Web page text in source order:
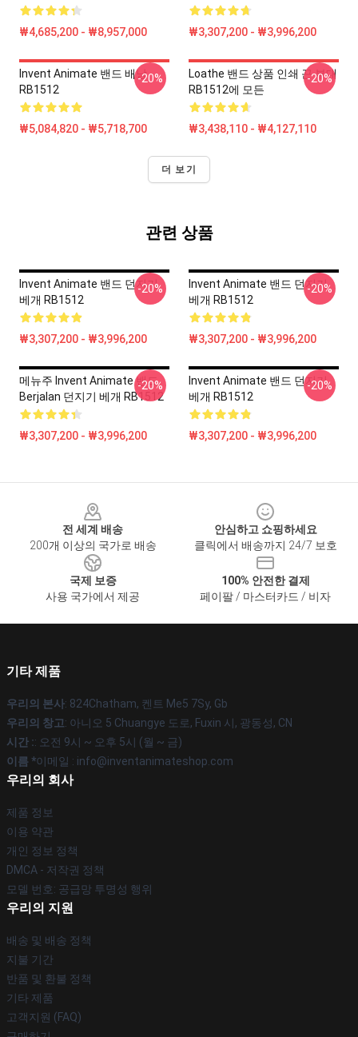
₩4,685,200 - ₩8,957,000 ₩3,307,200 - ₩3,996,200
Invent Animate 밴드 배낭
RB1512
₩5,084,820 - ₩5,718,700
-20%
Loathe 밴드 상품 인쇄 끈 부대
RB1512에 모든
₩3,438,110 - ₩4,127,110
-20%
더 보기
관련 상품
Invent Animate 밴드 던지기
베개 RB1512
₩3,307,200 - ₩3,996,200
-20%
Invent Animate 밴드 던지기
베개 RB1512
₩3,307,200 - ₩3,996,200
-20%
메뉴주 Invent Animate 밴드
Berjalan 던지기 베개 RB1512
₩3,307,200 - ₩3,996,200
-20%
Invent Animate 밴드 던지기
베개 RB1512
₩3,307,200 - ₩3,996,200
-20%
전 세계 배송
200개 이상의 국가로 배송
안심하고 쇼핑하세요
클릭에서 배송까지 24/7 보호
국제 보증
사용 국가에서 제공
100% 안전한 결제
페이팔 / 마스터카드 / 비자
기타 제품
우리의 본사: 824Chatham, 켄트 Me5 7Sy, Gb
우리의 창고: 아니오 5 Chuangye 도로, Fuxin 시, 광동성, CN
시간 :: 오전 9시 ~ 오후 5시 (월 ~ 금)
이름 *이메일 : info@inventanimateshop.com
우리의 회사
제품 정보
이용 약관
개인 정보 정책
DMCA - 저작권 정책
모델 번호: 공급망 투명성 행위
우리의 지원
배송 및 배송 정책
지불 기간
반품 및 환불 정책
기타 제품
고객지원 (FAQ)